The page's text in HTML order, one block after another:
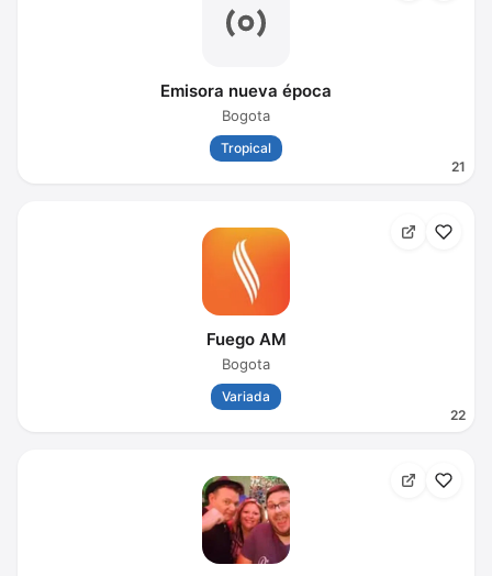
21
Emisora nueva época
Bogota
Tropical
22
Fuego AM
Bogota
Variada